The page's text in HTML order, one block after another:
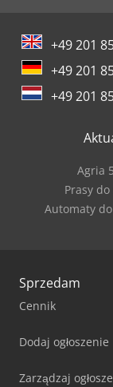
Weinbrenner
Werner &
+49 201
+49 201
+49 201
Agria
Prasy
Automaty
Sprzedam
Cennik
Dodaj ogłoszenie
Zarządzaj